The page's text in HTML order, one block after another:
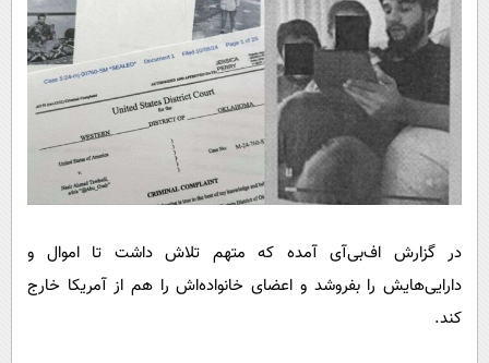
در گزارش اف‌بی‌آی آمده که متهم تلاش داشت تا اموال و
دارایی‌هایش را بفروشد و اعضای خانواده‌اش را هم از آمریکا خارج
کند.